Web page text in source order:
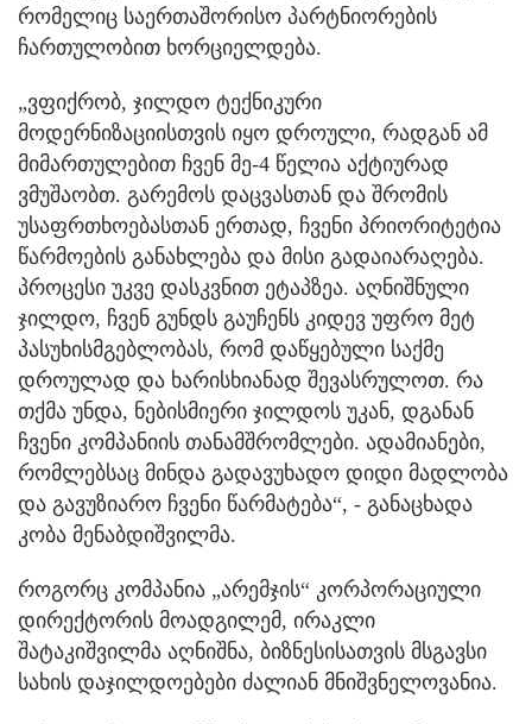
რომელიც საერთაშორისო პარტნიორების
ჩართულობით ხორციელდება.
„ვფიქრობ, ჯილდო ტექნიკური
მოდერნიზაციისთვის იყო დროული, რადგან ამ
მიმართულებით ჩვენ მე-4 წელია აქტიურად
ვმუშაობთ. გარემოს დაცვასთან და შრომის
უსაფრთხოებასთან ერთად, ჩვენი პრიორიტეტია
წარმოების განახლება და მისი გადაიარაღება.
პროცესი უკვე დასკვნით ეტაპზეა. აღნიშნული
ჯილდო, ჩვენ გუნდს გაუჩენს კიდევ უფრო მეტ
პასუხისმგებლობას, რომ დაწყებული საქმე
დროულად და ხარისხიანად შევასრულოთ. რა
თქმა უნდა, ნებისმიერი ჯილდოს უკან, დგანან
ჩვენი კომპანიის თანამშრომლები. ადამიანები,
რომლებსაც მინდა გადავუხადო დიდი მადლობა
და გავუზიარო ჩვენი წარმატება“, - განაცხადა
კობა მენაბდიშვილმა.
როგორც კომპანია „არემჯის“ კორპორაციული
დირექტორის მოადგილემ, ირაკლი
შატაკიშვილმა აღნიშნა, ბიზნესისათვის მსგავსი
სახის დაჯილდოებები ძალიან მნიშვნელოვანია.